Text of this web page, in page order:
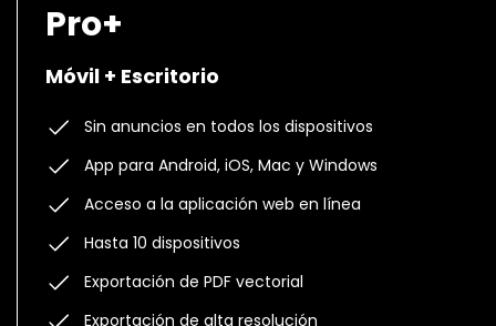
Pro+
Móvil + Escritorio
Sin anuncios en todos los dispositivos
App para Android, iOS, Mac y Windows
Acceso a la aplicación web en línea
Hasta 10 dispositivos
Exportación de PDF vectorial
Exportación de alta resolución